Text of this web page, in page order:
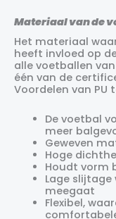
Materiaal van de
Het materiaal
heeft invloed op
alle voetballen
één van de
Voordelen van PU
De voetbal
meer
Geweven
Hoge
Houdt vorm
Lage
meegaat
Flexibel,